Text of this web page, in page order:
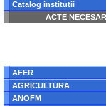
Catalog institutii
ACTE
AFER
AGRICULTURA
ANOFM